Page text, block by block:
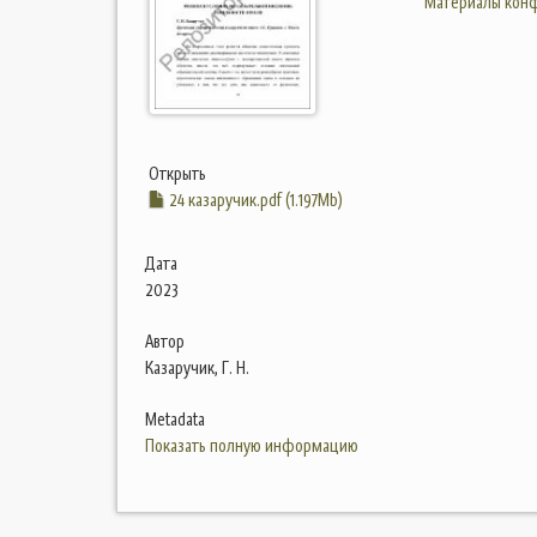
Открыть
24 казаручик.pdf (1.197Mb)
Дата
2023
Автор
Казаручик, Г. Н.
Metadata
Показать полную информацию